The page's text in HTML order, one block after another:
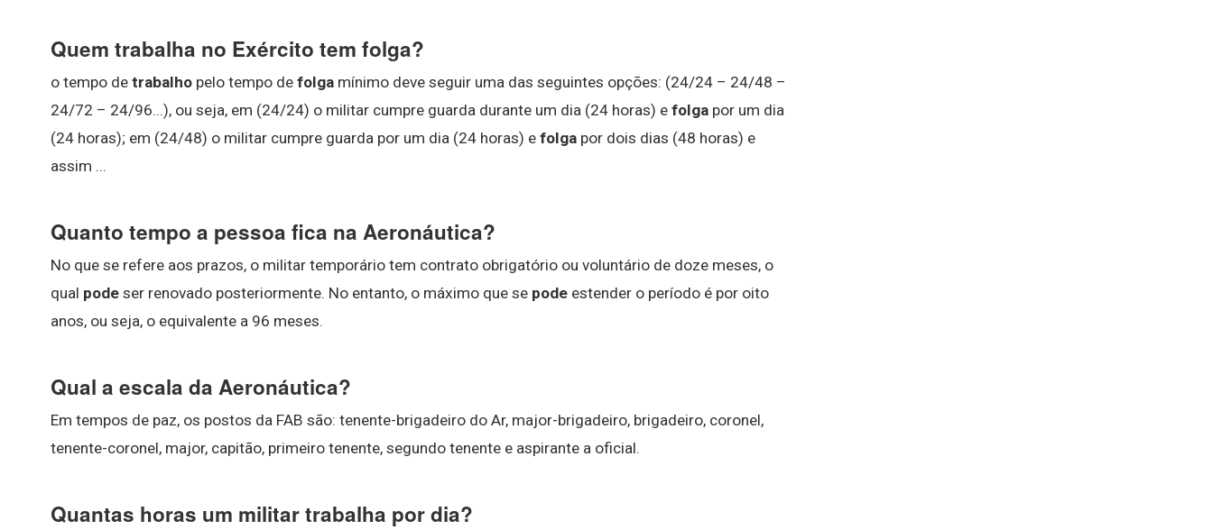
Quem trabalha no Exército tem folga?
o tempo de trabalho pelo tempo de folga mínimo deve seguir uma das seguintes opções: (24/24 – 24/48 –
24/72 – 24/96...), ou seja, em (24/24) o militar cumpre guarda durante um dia (24 horas) e folga por um dia
(24 horas); em (24/48) o militar cumpre guarda por um dia (24 horas) e folga por dois dias (48 horas) e
assim ...
Quanto tempo a pessoa fica na Aeronáutica?
No que se refere aos prazos, o militar temporário tem contrato obrigatório ou voluntário de doze meses, o
qual pode ser renovado posteriormente. No entanto, o máximo que se pode estender o período é por oito
anos, ou seja, o equivalente a 96 meses.
Qual a escala da Aeronáutica?
Em tempos de paz, os postos da FAB são: tenente-brigadeiro do Ar, major-brigadeiro, brigadeiro, coronel,
tenente-coronel, major, capitão, primeiro tenente, segundo tenente e aspirante a oficial.
Quantas horas um militar trabalha por dia?